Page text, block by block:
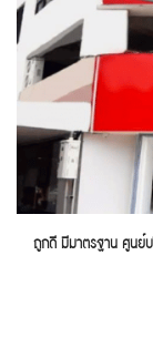
ถูกดี มีมาตรฐาน ศูนย์บ